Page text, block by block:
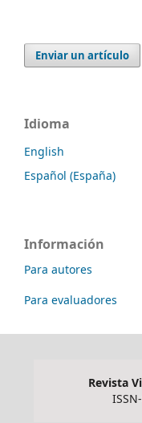
Enviar un artículo
Idioma
English
Español (España)
Información
Para autores
Para evaluadores
Revista